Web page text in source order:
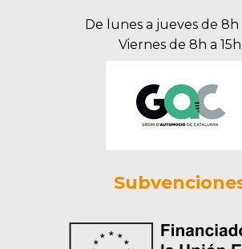
De lunes a jueves de 8h
Viernes de 8h a 15h